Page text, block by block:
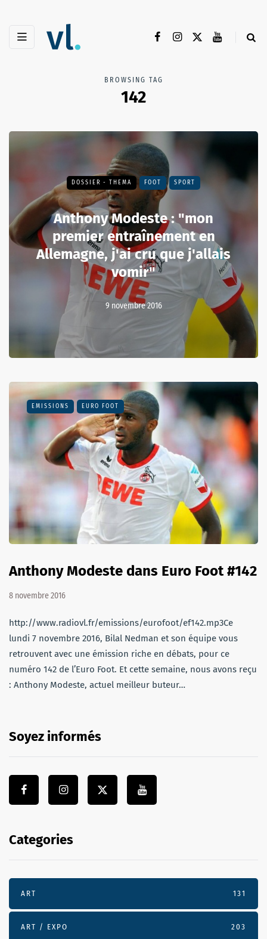
BROWSING TAG
142
DOSSIER - THEMA FOOT SPORT
Anthony Modeste : "mon
premier entraînement en
Allemagne, j'ai cru que j'allais
vomir"
9 novembre 2016
EMISSIONS EURO FOOT
Anthony Modeste dans Euro Foot #142
8 novembre 2016
http://www.radiovl.fr/emissions/eurofoot/ef142.mp3Ce
lundi 7 novembre 2016, Bilal Nedman et son équipe vous
retrouvent avec une émission riche en débats, pour ce
numéro 142 de l’Euro Foot. Et cette semaine, nous avons reçu
: Anthony Modeste, actuel meilleur buteur…
Soyez informés
Categories
ART 131
ART / EXPO 203